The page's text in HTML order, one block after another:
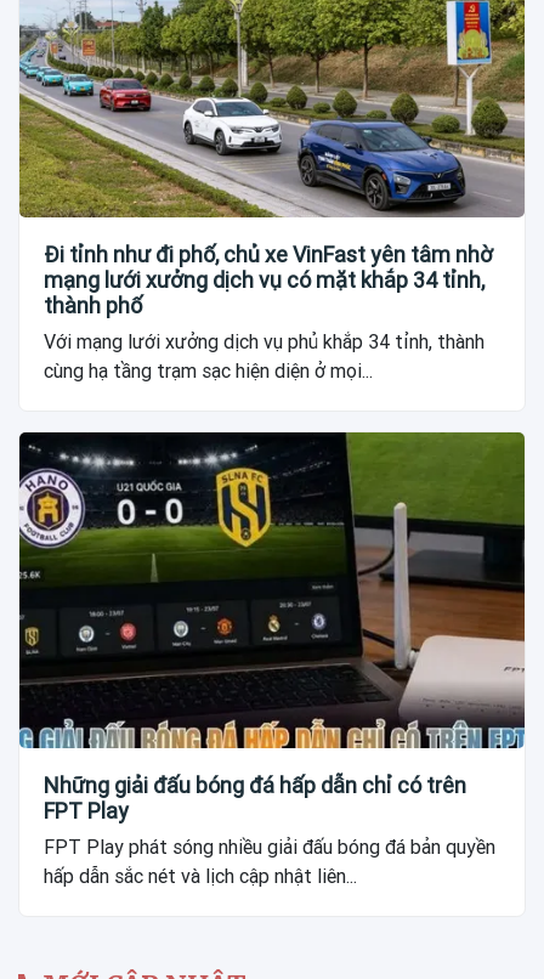
Đi tỉnh như đi phố, chủ xe VinFast yên tâm nhờ
mạng lưới xưởng dịch vụ có mặt khắp 34 tỉnh,
thành phố
Với mạng lưới xưởng dịch vụ phủ khắp 34 tỉnh, thành
cùng hạ tầng trạm sạc hiện diện ở mọi...
Những giải đấu bóng đá hấp dẫn chỉ có trên
FPT Play
FPT Play phát sóng nhiều giải đấu bóng đá bản quyền
hấp dẫn sắc nét và lịch cập nhật liên...